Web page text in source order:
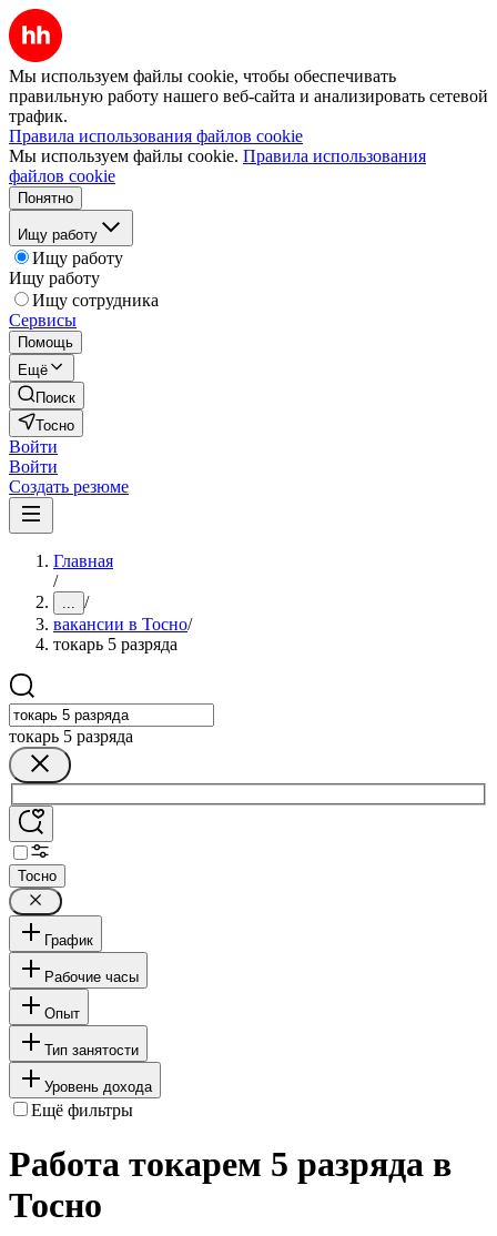
Мы используем файлы cookie, чтобы обеспечивать
правильную работу нашего веб-сайта и анализировать сетевой
трафик.
Правила использования файлов cookie
Мы используем файлы cookie. Правила использования
файлов cookie
Понятно
Ищу работу
Ищу работу
Ищу работу
Ищу сотрудника
Сервисы
Помощь
Ещё
Поиск
Тосно
Войти
Войти
Создать резюме
Главная
/
... /
вакансии в Тосно/
токарь 5 разряда
токарь 5 разряда
Тосно
График
Рабочие часы
Опыт
Тип занятости
Уровень дохода
Ещё фильтры
Работа токарем 5 разряда в
Тосно